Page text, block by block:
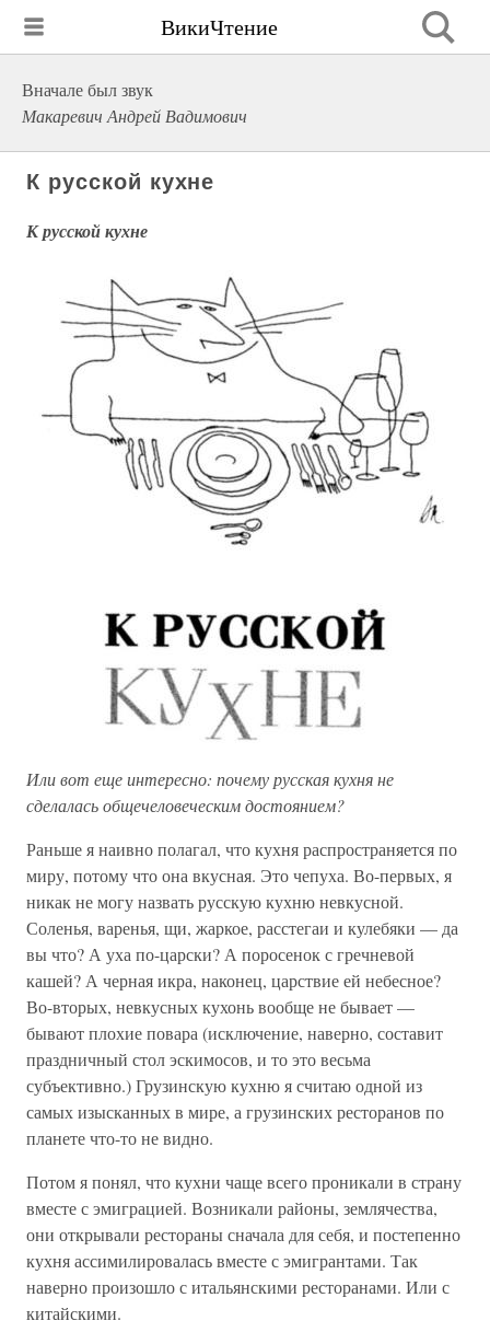
ВикиЧтение
Вначале был звук
Макаревич Андрей Вадимович
К русской кухне
К русской кухне
Или вот еще интересно: почему русская кухня не
сделалась общечеловеческим достоянием?
Раньше я наивно полагал, что кухня распространяется по
миру, потому что она вкусная. Это чепуха. Во-первых, я
никак не могу назвать русскую кухню невкусной.
Соленья, варенья, щи, жаркое, расстегаи и кулебяки — да
вы что? А уха по-царски? А поросенок с гречневой
кашей? А черная икра, наконец, царствие ей небесное?
Во-вторых, невкусных кухонь вообще не бывает —
бывают плохие повара (исключение, наверно, составит
праздничный стол эскимосов, и то это весьма
субъективно.) Грузинскую кухню я считаю одной из
самых изысканных в мире, а грузинских ресторанов по
планете что-то не видно.
Потом я понял, что кухни чаще всего проникали в страну
вместе с эмиграцией. Возникали районы, землячества,
они открывали рестораны сначала для себя, и постепенно
кухня ассимилировалась вместе с эмигрантами. Так
наверно произошло с итальянскими ресторанами. Или с
китайскими.